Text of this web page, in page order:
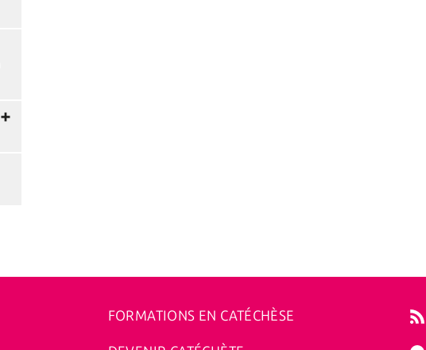
FORMATIONS EN CATÉCHÈSE